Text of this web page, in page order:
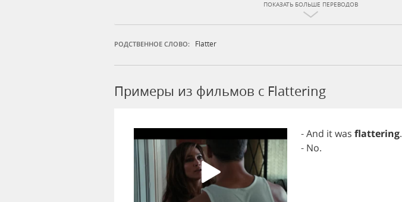
ПОКАЗАТЬ БОЛЬШЕ ПЕРЕВОДОВ
РОДСТВЕННОЕ СЛОВО: Flatter
Примеры из фильмов c Flattering
-And itwas flattering.
- No.